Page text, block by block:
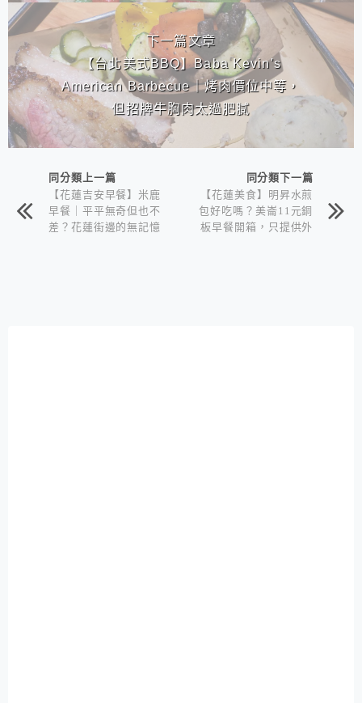
下一篇文章
【台北美式BBQ】Baba Kevin's
American Barbecue｜烤肉價位中等，
但招牌牛胸肉太過肥膩
同分類上一篇
【花蓮吉安早餐】米鹿
早餐｜平平無奇但也不
差？花蓮街邊的無記憶
同分類下一篇
【花蓮美食】明昇水煎
包好吃嗎？美崙11元銅
板早餐開箱，只提供外